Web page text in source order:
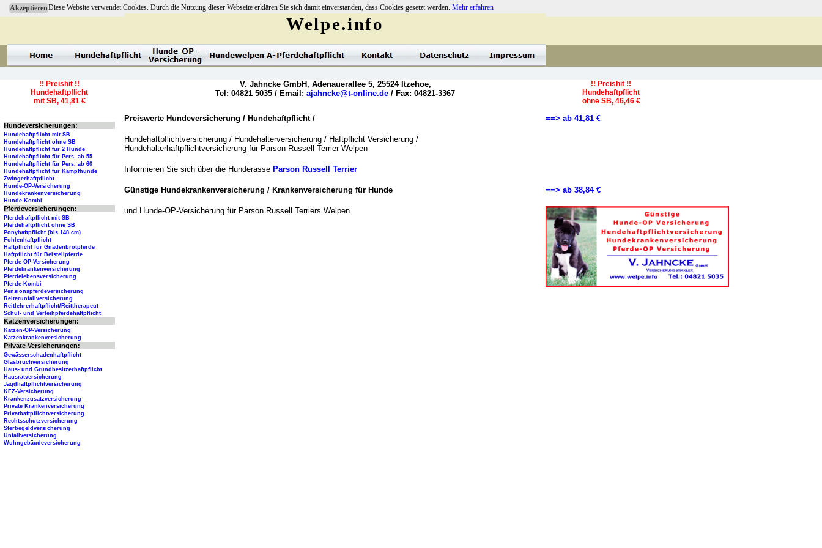
AkzeptierenDiese Website verwendet Cookies. Durch die Nutzung dieser Webseite erklären Sie sich damit einverstanden, dass Cookies gesetzt werden. Mehr erfahren
Preiswerte Hundeversicherung / Hundehaftpflicht /
Hundehaftpflichtversicherung / Hundehalterversicherung / Haftpflicht Versicherung /
Hundehalterhaftpflichtversicherung für Parson Russell Terrier Welpen
Informieren Sie sich über die Hunderasse Parson Russell Terrier
Günstige Hundekrankenversicherung / Krankenversicherung für Hunde
und Hunde-OP-Versicherung für Parson Russell Terriers Welpen
==> ab 41,81 €
==> ab 38,84 €
Welpe.info
V. Jahncke GmbH, Adenauerallee 5, 25524 Itzehoe,
Tel: 04821 5035 / Email: ajahncke@t-online.de / Fax: 04821-3367
!! Preishit !!
Hundehaftpflicht
mit SB, 41,81 €
!! Preishit !!
Hundehaftpflicht
ohne SB, 46,46 €
Hundeversicherungen:
Hundehaftpflicht mit SB
Hundehaftpflicht ohne SB
Hundehaftpflicht für 2 Hunde
Hundehaftpflicht für Pers. ab 55
Hundehaftpflicht für Pers. ab 60
Hundehaftpflicht für Kampfhunde
Zwingerhaftpflicht
Hunde-OP-Versicherung
Hundekrankenversicherung
Hunde-Kombi
Pferdeversicherungen:
Pferdehaftpflicht mit SB
Pferdehaftpflicht ohne SB
Ponyhaftpflicht (bis 148 cm)
Fohlenhaftpflicht
Haftpflicht für Gnadenbrotpferde
Haftpflicht für Beistellpferde
Pferde-OP-Versicherung
Pferdekrankenversicherung
Pferdelebensversicherung
Pferde-Kombi
Pensionspferdeversicherung
Reiterunfallversicherung
Reitlehrerhaftpflicht/Reittherapeut
Schul- und Verleihpferdehaftpflicht
Katzenversicherungen:
Katzen-OP-Versicherung
Katzenkrankenversicherung
Private Versicherungen:
Gewässerschadenhaftpflicht
Glasbruchversicherung
Haus- und Grundbesitzerhaftpflicht
Hausratversicherung
Jagdhaftpflichtversicherung
KFZ-Versicherung
Krankenzusatzversicherung
Private Krankenversicherung
Privathaftpflichtversicherung
Rechtsschutzversicherung
Sterbegeldversicherung
Unfallversicherung
Wohngebäudeversicherung